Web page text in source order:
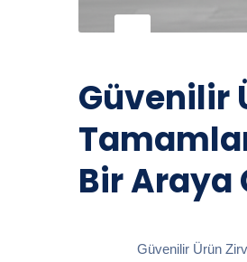
Güvenilir
Bir Araya
Güvenilir Ürün